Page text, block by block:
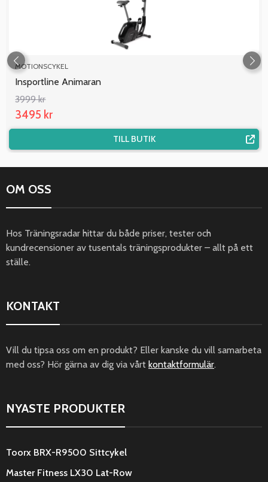
MOTIONSCYKEL
Insportline Animaran
3999 kr
3495 kr
TILL BUTIK
OM OSS
Hos Träningsradar hittar du både priser, tester och
kundrecensioner av tusentals träningsprodukter – allt på ett
ställe.
KONTAKT
Vill du tipsa oss om en produkt? Eller kanske du vill samarbeta
med oss? Hör gärna av dig via vårt kontaktformulär.
NYASTE PRODUKTER
Toorx BRX-R9500 Sittcykel
Master Fitness LX30 Lat-Row